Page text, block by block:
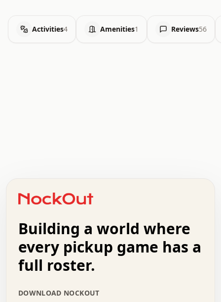
Activities4 Amenities1 Reviews56
+   .   .   .   .   .   .   .   .   .   +   .   .
.   .   .   .   .   .   .   .   .   .   .   :   .
.   .   .   .   +   .   .   .   .   .   .   .   +
.   :   .   .   .   .   .   .   .   .   o   .   .
.   .   x   .   .   .   .   .   .   :   .   .   o
.   .   .   .   :   .   .   .   .   o   .   .   .
.   .   .   .   .   .   .   :   .   .   .   .   .
Building a world where
every pickup game has a
full roster.
DOWNLOAD NOCKOUT